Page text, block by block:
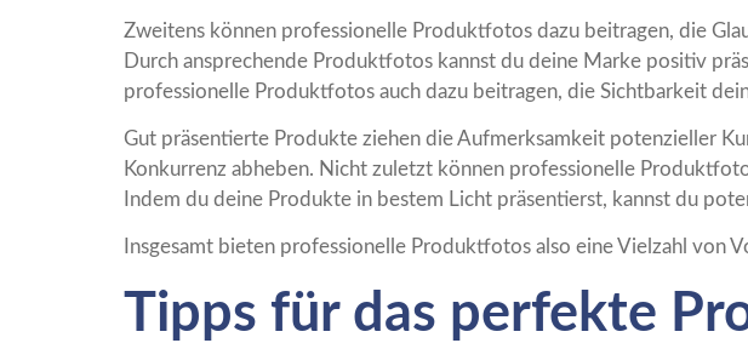
Zweitens können professionelle Produktfotos dazu beitragen, die
Durch ansprechende Produktfotos kannst du deine Marke positiv
professionelle Produktfotos auch dazu beitragen, die Sichtbarkeit
Gut präsentierte Produkte ziehen die Aufmerksamkeit potenzieller
Konkurrenz abheben. Nicht zuletzt können professionelle
Indem du deine Produkte in bestem Licht präsentierst, kannst du
Insgesamt bieten professionelle Produktfotos also eine Vielzahl von
Tipps für das perfekte